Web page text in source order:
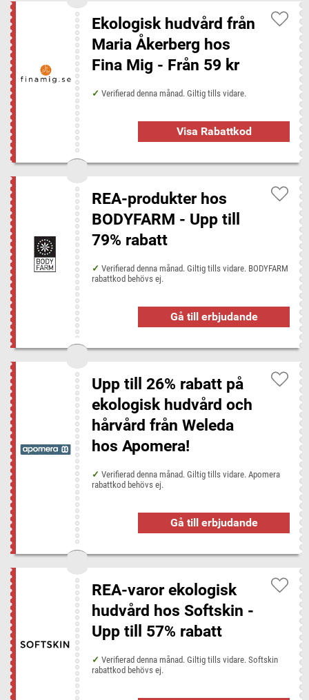
Ekologisk hudvård från
Maria Åkerberg hos
Fina Mig - Från 59 kr
Verifierad denna månad. Giltig tills vidare.
Visa Rabattkod
REA-produkter hos
BODYFARM - Upp till
79% rabatt
Verifierad denna månad. Giltig tills vidare. BODYFARM
rabattkod behövs ej.
Gå till erbjudande
Upp till 26% rabatt på
ekologisk hudvård och
hårvård från Weleda
hos Apomera!
Verifierad denna månad. Giltig tills vidare. Apomera
rabattkod behövs ej.
Gå till erbjudande
REA-varor ekologisk
hudvård hos Softskin -
Upp till 57% rabatt
Verifierad denna månad. Giltig tills vidare. Softskin
rabattkod behövs ej.